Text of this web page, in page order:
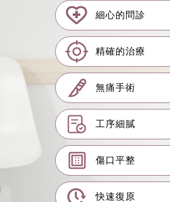
細心的問診
精確的治療
無痛手術
工序細膩
傷口平整
快速復原